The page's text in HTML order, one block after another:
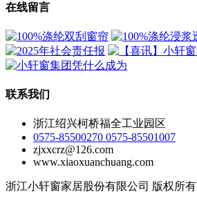
在线留言
联系我们
浙江绍兴柯桥福全工业园区
0575-85500270 0575-85501007
zjxxcrz@126.com
www.xiaoxuanchuang.com
浙江小轩窗家居股份有限公司 版权所有